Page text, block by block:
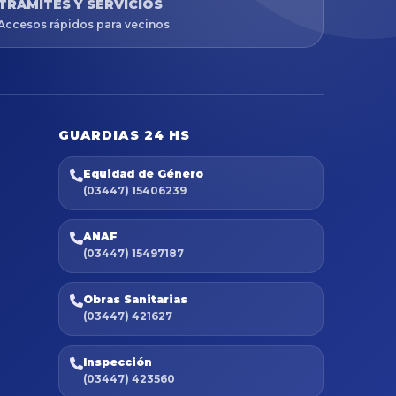
Y SERVICIOS
rápidos para vecinos
GUARDIAS 24 HS
Equidad de Género
(03447) 15406239
ANAF
(03447) 15497187
Obras Sanitarias
(03447) 421627
Inspección
(03447) 423560